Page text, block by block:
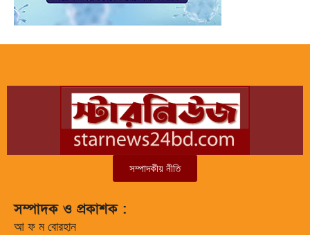
সম্পাদকীয় নীতি
সম্পাদক ও প্রকাশক :
আ ফ ম বোরহান